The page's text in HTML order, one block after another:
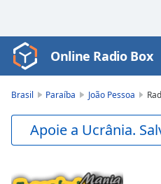
Video
Player
Backward
Online Radio Box
Brasil Paraíba João Pessoa
Apoie a Ucrânia.